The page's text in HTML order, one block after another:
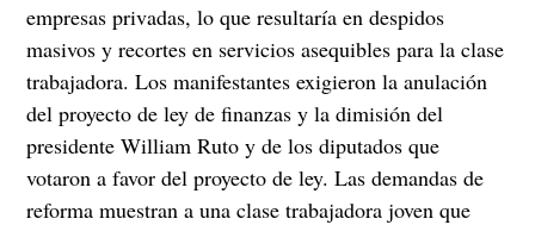
empresas privadas, lo que resultaría en despidos
masivos y recortes en servicios asequibles para la clase
trabajadora. Los manifestantes exigieron la anulación
del proyecto de ley de finanzas y la dimisión del
presidente William Ruto y de los diputados que
votaron a favor del proyecto de ley. Las demandas de
reforma muestran a una clase trabajadora joven que